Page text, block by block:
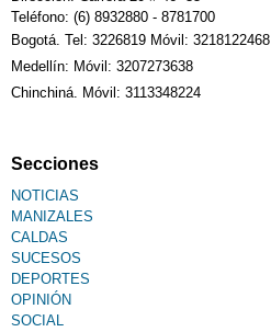
Sudoku
Teléfono: (6) 8932880 - 8781700
Bogotá. Tel: 3226819 Móvil: 3218122468
Medellín: Móvil: 3207273638
Chinchiná. Móvil: 3113348224
Secciones
NOTICIAS
MANIZALES
CALDAS
SUCESOS
DEPORTES
OPINIÓN
SOCIAL